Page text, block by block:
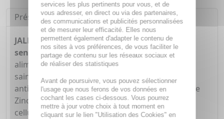
Présentation
JALDES Oxelio protect solaire peaux claires et
sensibles 60 capsulesest un complément
alimentaire qui contribue à maintenir une peau
saine et élastique grâce aux propriétés
antioxydantes du bêta-carotène. La vitamine C, le
Zinc et la vitamine E favorisent la protection des
cellules contre le stress oxydatif.
services les plus pertinents pour vous, et de
vous adresser, en direct ou via des partenaires,
des communications et publicités personnalisées
et de mesurer leur efficacité. Elles nous
permettent également d'adapter le contenu de
nos sites à vos préférences, de vous faciliter le
partage de contenu sur les réseaux sociaux et
de réaliser des statistiques
Avant de poursuivre, vous pouvez sélectionner
l'usage que nous ferons de vos données en
cochant les cases ci-dessous. Vous pourrez
mettre à jour votre choix à tout moment en
cliquant sur le lien "Utilisation des Cookies" en